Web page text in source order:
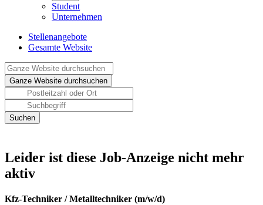
Student
Unternehmen
Stellenangebote
Gesamte Website
Leider ist diese Job-Anzeige nicht mehr
aktiv
Kfz-Techniker / Metalltechniker (m/w/d)